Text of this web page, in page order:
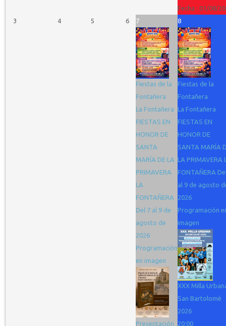
Fecha : 01/08/
3
4 5 6 7
Fiestas de la
Fontañera
La Fontañera
FIESTAS EN
HONOR DE
SANTA
MARÍA DE LA
PRIMAVERA
LA
FONTAÑERA
Del 7 al 9 de
agosto de
2026
Programación
en imagen
Presentación
8
Fiestas de la
Fontañera
La Fontañera
FIESTAS EN
HONOR DE
SANTA MARÍA
LA PRIMAVERA
FONTAÑERA
al 9 de agosto
2026
Programación
imagen
XXX Milla
San Bartolomé
2026
20:00